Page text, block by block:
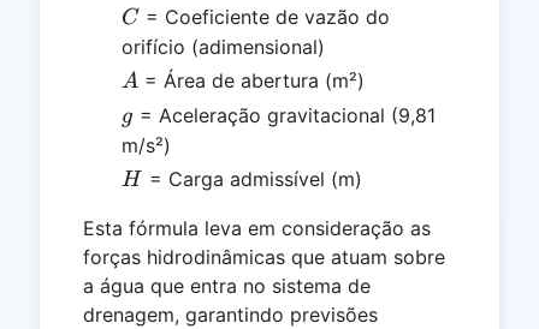
C
C = Coeficiente de vazão do
orifício (adimensional)
A
A = Área de abertura (m²)
g
g = Aceleração gravitacional (9,81
m/s²)
H
H = Carga admissível (m)
Esta fórmula leva em consideração as
forças hidrodinâmicas que atuam sobre
a água que entra no sistema de
drenagem, garantindo previsões